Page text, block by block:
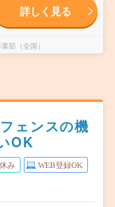
詳しく見る
部（全国）
ェンスの機
OK
み WEB登録OK